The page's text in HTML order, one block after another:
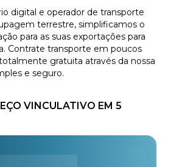
digital e operador de transporte
terrestre, simplificamos o
para as suas exportações para
Contrate transporte em poucos
gratuita através da nossa
e seguro.
VINCULATIVO EM 5